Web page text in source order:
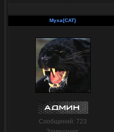
Myxa{CAT}
Сообщений: 723